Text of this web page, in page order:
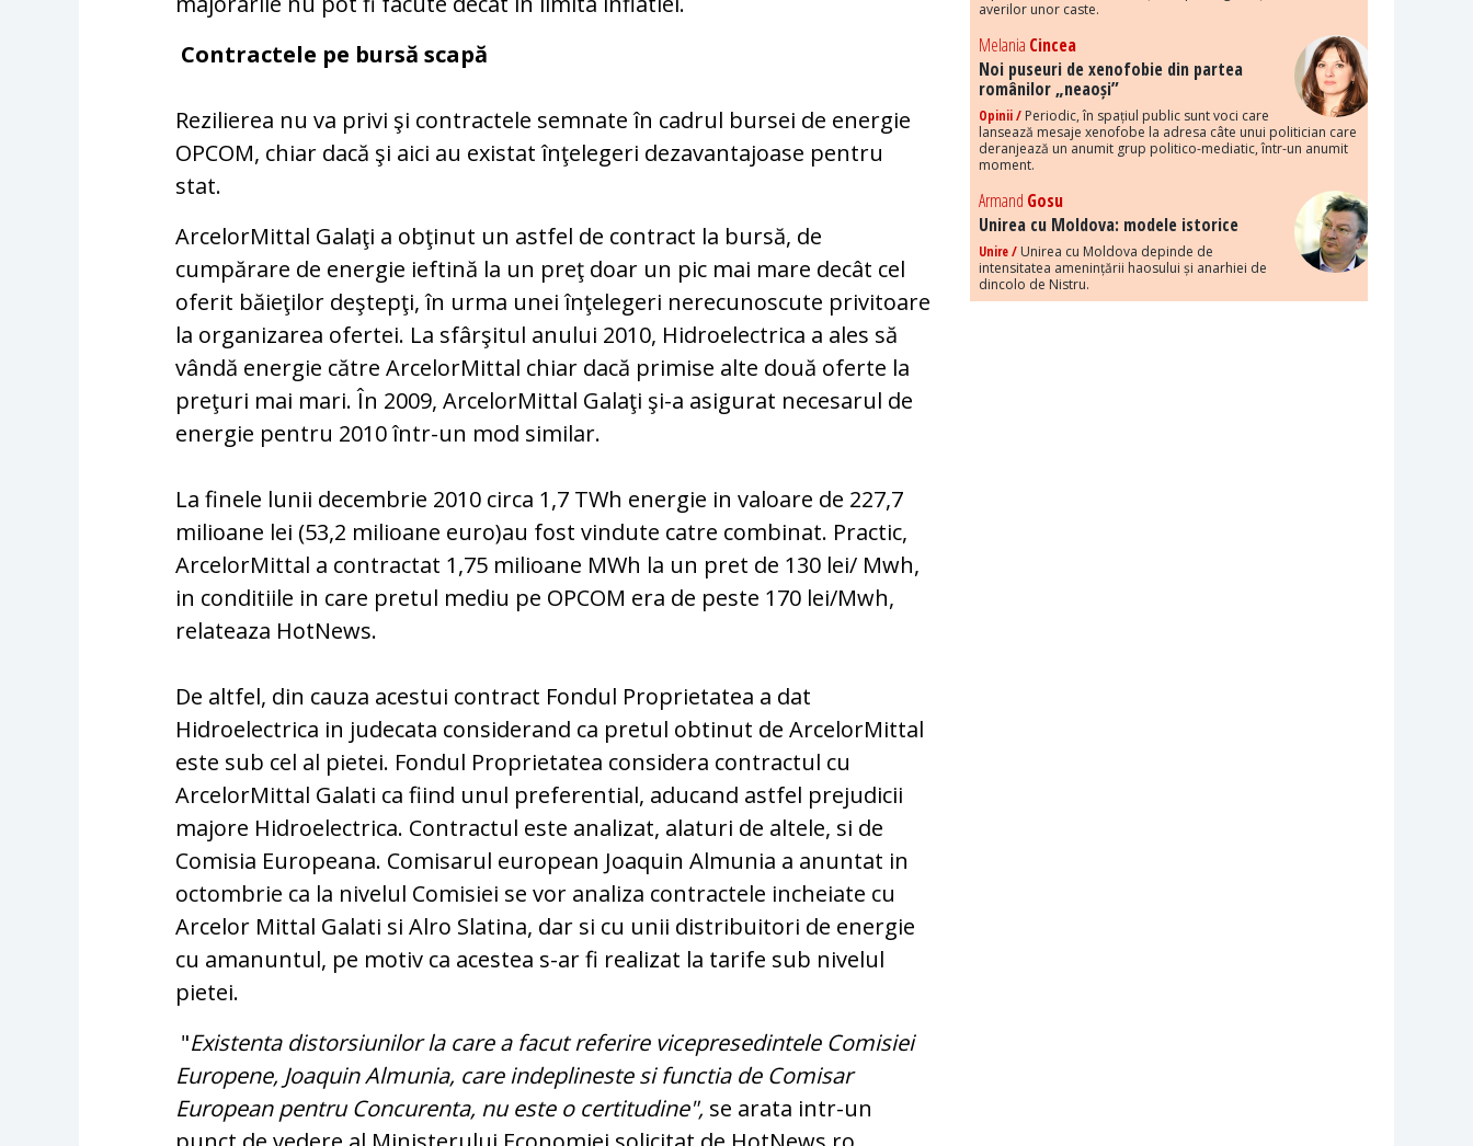
Contractele pe bursă scapă
Rezilierea nu va privi şi contractele semnate în cadrul bursei de energie
OPCOM, chiar dacă şi aici au existat înţelegeri dezavantajoase pentru
stat.
ArcelorMittal Galaţi a obţinut un astfel de contract la bursă, de
cumpărare de energie ieftină la un preţ doar un pic mai mare decât cel
oferit băieţilor deştepţi, în urma unei înţelegeri nerecunoscute privitoare
la organizarea ofertei. La sfârşitul anului 2010, Hidroelectrica a ales să
vândă energie către ArcelorMittal chiar dacă primise alte două oferte la
preţuri mai mari. În 2009, ArcelorMittal Galaţi şi-a asigurat necesarul de
energie pentru 2010 într-un mod similar.
La finele lunii decembrie 2010 circa 1,7 TWh energie in valoare de 227,7
milioane lei (53,2 milioane euro)au fost vindute catre combinat. Practic,
ArcelorMittal a contractat 1,75 milioane MWh la un pret de 130 lei/ Mwh,
in conditiile in care pretul mediu pe OPCOM era de peste 170 lei/Mwh,
relateaza HotNews.
De altfel, din cauza acestui contract Fondul Proprietatea a dat
Hidroelectrica in judecata considerand ca pretul obtinut de ArcelorMittal
este sub cel al pietei. Fondul Proprietatea considera contractul cu
ArcelorMittal Galati ca fiind unul preferential, aducand astfel prejudicii
majore Hidroelectrica. Contractul este analizat, alaturi de altele, si de
Comisia Europeana. Comisarul european Joaquin Almunia a anuntat in
octombrie ca la nivelul Comisiei se vor analiza contractele incheiate cu
Arcelor Mittal Galati si Alro Slatina, dar si cu unii distribuitori de energie
cu amanuntul, pe motiv ca acestea s-ar fi realizat la tarife sub nivelul
pietei.
"Existenta distorsiunilor la care a facut referire vicepresedintele Comisiei
Europene, Joaquin Almunia, care indeplineste si functia de Comisar
European pentru Concurenta, nu este o certitudine", se arata intr-un
averilor unor caste.
Melania Cincea
Noi puseuri de xenofobie din partea
românilor „neaoși”
Opinii / Periodic, în spațiul public sunt voci care
lansează mesaje xenofobe la adresa câte unui politician care
deranjează un anumit grup politico-mediatic, într-un anumit
moment.
Armand Gosu
Unirea cu Moldova: modele istorice
Unire / Unirea cu Moldova depinde de
intensitatea amenințării haosului și anarhiei de
dincolo de Nistru.